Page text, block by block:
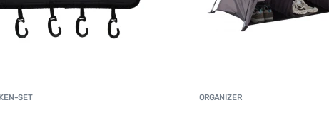
SET ORGANIZER